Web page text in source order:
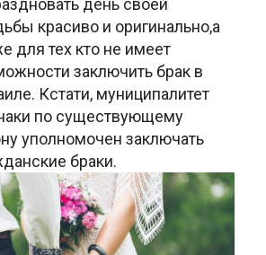
день своей
красиво и оригинально,а
для тех кто не имеет
заключить брак в
Кстати, муниципалитет
по существующему
уполномочен заключать
браки.